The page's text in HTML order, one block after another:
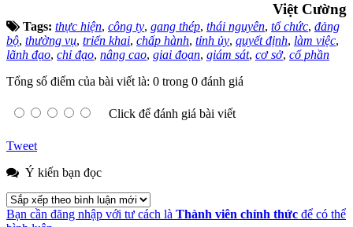
Việt Cường
Tags: thực hiện, công ty, gang thép, thái nguyên, tổ chức, đảng
bộ, thường vụ, triển khai, chấp hành, tỉnh ủy, quyết định, làm việc,
lãnh đạo, chỉ đạo, nâng cao, giai đoạn, giám sát, cơ sở, cổ phần
Tổng số điểm của bài viết là: 0 trong 0 đánh giá
Click để đánh giá bài viết
Tweet
Ý kiến bạn đọc
Bạn cần đăng nhập với tư cách là Thành viên chính thức để có thể